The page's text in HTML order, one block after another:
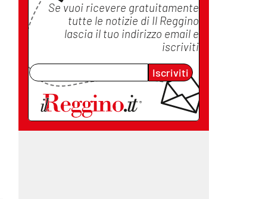
Se vuoi ricevere gratuitamente
tutte le notizie di Il Reggino
lascia il tuo indirizzo email e
iscriviti
Iscriviti